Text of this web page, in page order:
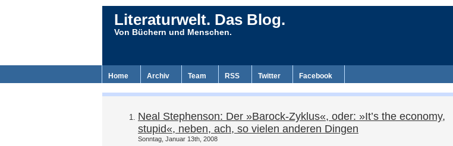
Literaturwelt. Das Blog.
Von Büchern und Menschen.
Home Archiv Team RSS Twitter Facebook
Neal Stephenson: Der »Barock-Zyklus«, oder: »It’s the economy,
stupid«, neben, ach, so vielen anderen Dingen
Sonntag, Januar 13th, 2008